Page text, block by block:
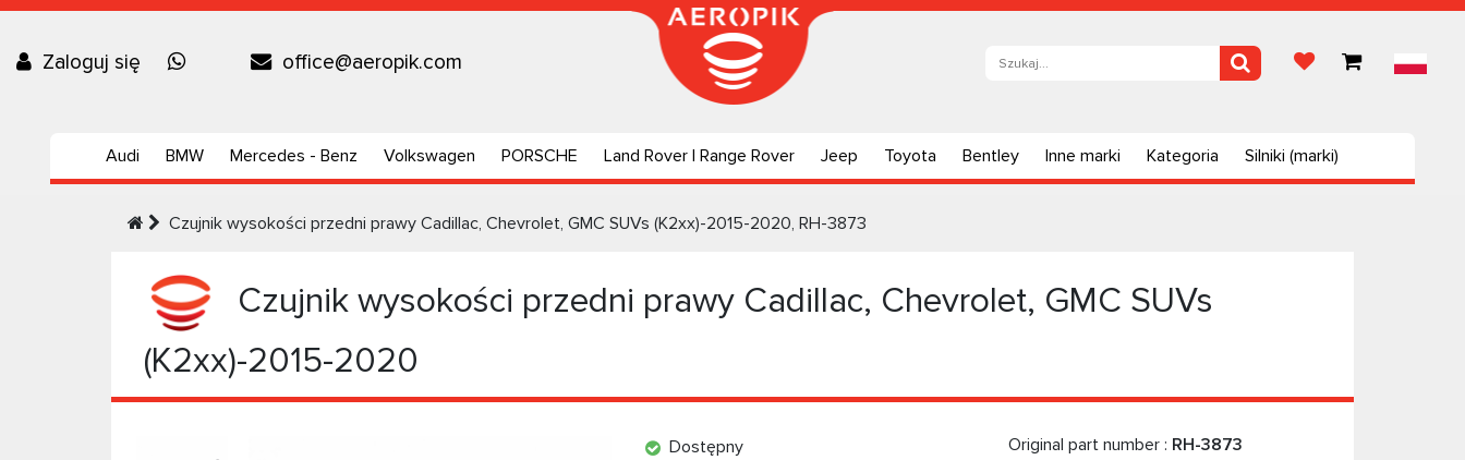
Zaloguj się office@aeropik.com
Audi BMW Mercedes - Benz Volkswagen PORSCHE Land Rover | Range Rover Jeep Toyota Bentley Inne marki Kategoria Silniki (marki)
Czujnik wysokości przedni prawy Cadillac, Chevrolet, GMC SUVs (K2xx)-2015-2020, RH-3873
Czujnik wysokości przedni prawy Cadillac, Chevrolet, GMC SUVs
(K2xx)-2015-2020
Dostępny Original part number : RH-3873